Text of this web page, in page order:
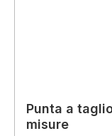
Punta a
misure